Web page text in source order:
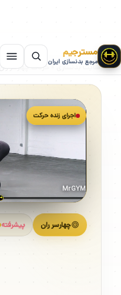
مسترجیم
مرجع بدنسازی ایران
سایت بدنسازی»حرکات چهارسر ران
چهارسر ران پیشرفته
اجرای زنده حرکت
MrGYM